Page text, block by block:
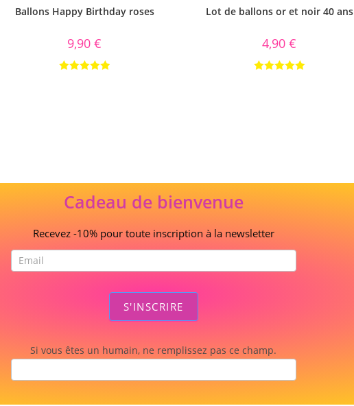
Ballons Happy Birthday roses
9,90€
Lot de ballons or et noir 40 ans
4,90€
Cadeau de bienvenue
Recevez -10% pour toute inscription à la newsletter
S'INSCRIRE
Si vous êtes un humain, ne remplissez pas ce champ.